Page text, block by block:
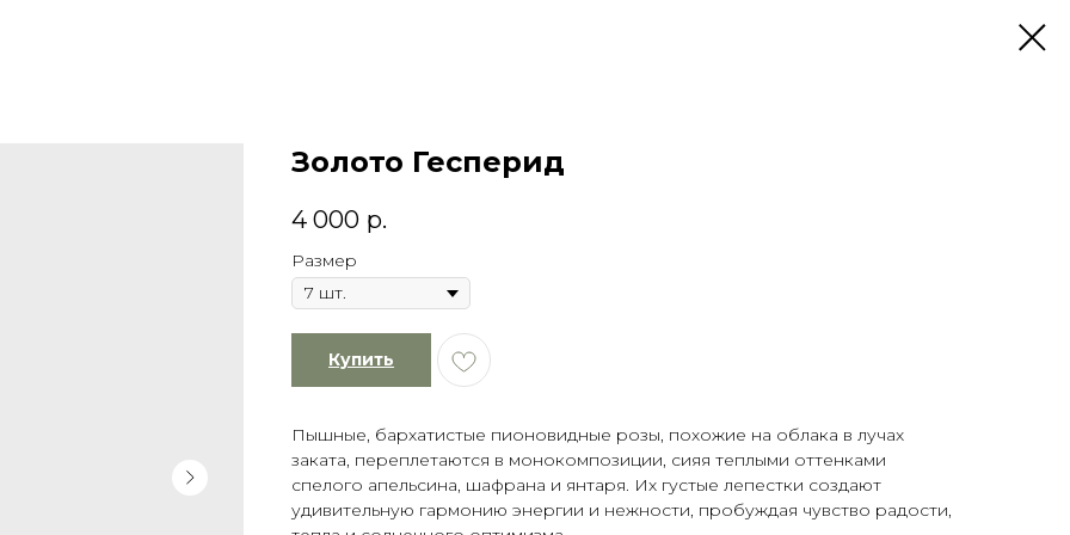
Золото Гесперид
4 000 р.
Размер
Купить
Пышные, бархатистые пионовидные розы, похожие на облака в лучах
заката, переплетаются в монокомпозиции, сияя теплыми оттенками
спелого апельсина, шафрана и янтаря. Их густые лепестки создают
удивительную гармонию энергии и нежности, пробуждая чувство радости,